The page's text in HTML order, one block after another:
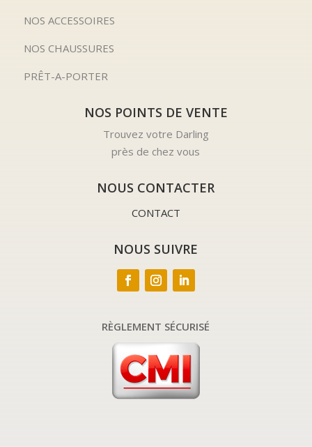
NOS ACCESSOIRES
NOS CHAUSSURES
PRÊT-A-PORTER
NOS POINTS DE VENTE
Trouvez votre Darling
près de chez vous
NOUS CONTACTER
CONTACT
NOUS SUIVRE
RÈGLEMENT SÉCURISÉ